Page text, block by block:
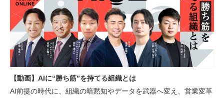
【動画】AIに“勝ち筋”を持てる組織とは
AI前提の時代に、組織の暗黙知やデータを武器へ変え、営業変革